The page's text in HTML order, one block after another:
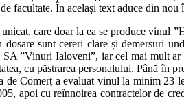
facultate. În același text aduce din
care doar la ea se produce vinul
sunt cereri clare și demersuri
”Vinuri Ialoveni”, iar cel mai mult
cu păstrarea personalului. Până în
Comerț a evaluat vinul la minim 23
apoi cu reînnoirea contractelor de